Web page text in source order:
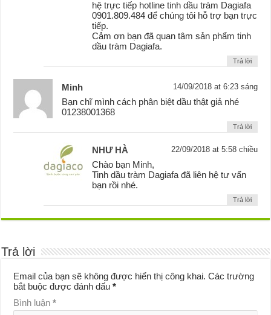
hệ trực tiếp hotline tinh dầu tràm Dagiafa
0901.809.484 để chúng tôi hỗ trợ bạn trực
tiếp.
Cảm ơn bạn đã quan tâm sản phẩm tinh
dầu tràm Dagiafa.
Trả lời
Minh 14/09/2018 at 6:23 sáng
Bạn chĩ mình cách phân biệt dầu thật giả nhé
01238001368
Trả lời
NHƯ HÀ 22/09/2018 at 5:58 chiều
Chào bạn Minh,
Tinh dầu tràm Dagiafa đã liên hệ tư vấn
bạn rồi nhé.
Trả lời
Trả lời
Email của bạn sẽ không được hiển thị công khai. Các trường
bắt buộc được đánh dấu*
Bình luận*